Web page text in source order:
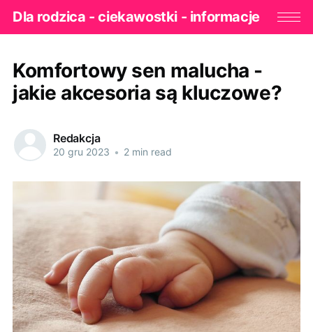
Dla rodzica - ciekawostki - informacje
Komfortowy sen malucha -
jakie akcesoria są kluczowe?
Redakcja
20 gru 2023 • 2 min read